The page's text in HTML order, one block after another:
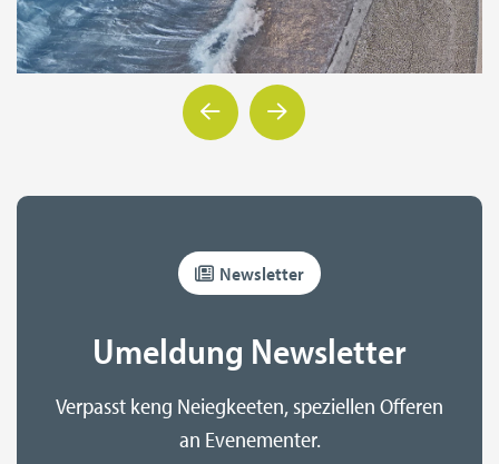
Newsletter
Umeldung Newsletter
Verpasst keng Neiegkeeten, speziellen Offeren
an Evenementer.